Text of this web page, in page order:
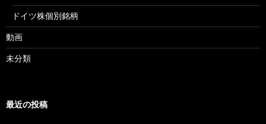
ドイツ株個別銘柄
動画
未分類
最近の投稿